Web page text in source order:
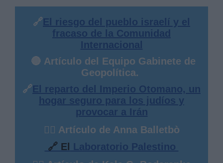
🔗El riesgo del pueblo israelí y el
fracaso de la Comunidad
Internacional
🔴 Artículo del Equipo Gabinete de
Geopolítica.
🔗El reparto del Imperio Otomano, un
hogar seguro para los judíos y
provocar a Irán
✍🏻 Artículo de Anna Balletbò
🔗 El
Laboratorio Palestino